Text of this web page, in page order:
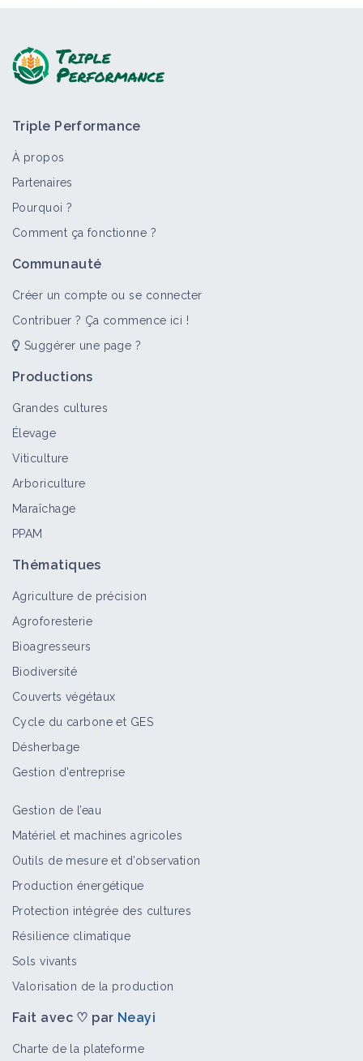
Triple Performance
À propos
Partenaires
Pourquoi ?
Comment ça fonctionne ?
Communauté
Créer un compte ou se connecter
Contribuer ? Ça commence ici !
Suggérer une page ?
Productions
Grandes cultures
Élevage
Viticulture
Arboriculture
Maraîchage
PPAM
Thématiques
Agriculture de précision
Agroforesterie
Bioagresseurs
Biodiversité
Couverts végétaux
Cycle du carbone et GES
Désherbage
Gestion d'entreprise
Gestion de l’eau
Matériel et machines agricoles
Outils de mesure et d’observation
Production énergétique
Protection intégrée des cultures
Résilience climatique
Sols vivants
Valorisation de la production
Fait avec ♡ par Neayi
Charte de la plateforme